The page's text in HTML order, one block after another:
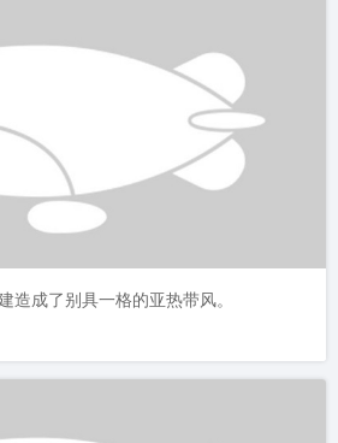
造成了别具一格的亚热带风。